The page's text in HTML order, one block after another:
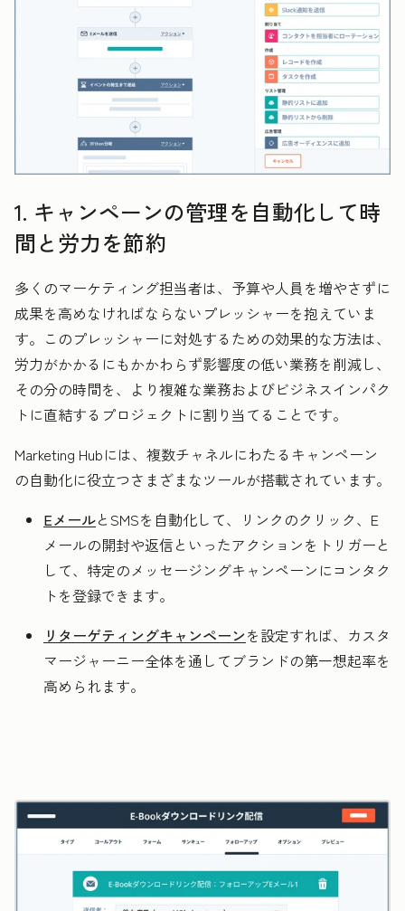
1. キャンペーンの管理を自動化して時
間と労力を節約
多くのマーケティング担当者は、予算や人員を増やさずに
成果を高めなければならないプレッシャーを抱えていま
す。このプレッシャーに対処するための効果的な方法は、
労力がかかるにもかかわらず影響度の低い業務を削減し、
その分の時間を、より複雑な業務およびビジネスインパク
トに直結するプロジェクトに割り当てることです。
Marketing Hubには、複数チャネルにわたるキャンペーン
の自動化に役立つさまざまなツールが搭載されています。
EメールとSMSを自動化して、リンクのクリック、E
メールの開封や返信といったアクションをトリガーと
して、特定のメッセージングキャンペーンにコンタク
トを登録できます。
リターゲティングキャンペーンを設定すれば、カスタ
マージャーニー全体を通してブランドの第一想起率を
高められます。